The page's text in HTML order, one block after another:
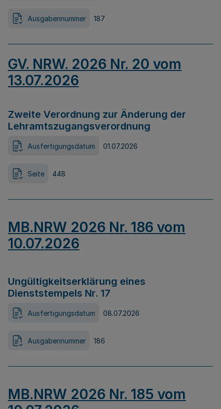
Ausgabennummer 187
GV. NRW. 2026 Nr. 20 vom
13.07.2026
Zweite Verordnung zur Änderung der
Lehramtszugangsverordnung
Ausfertigungsdatum 01.07.2026
Seite 448
MB.NRW 2026 Nr. 186 vom
10.07.2026
Ungültigkeitserklärung eines
Dienststempels Nr. 17
Ausfertigungsdatum 08.07.2026
Ausgabennummer 186
MB.NRW 2026 Nr. 185 vom